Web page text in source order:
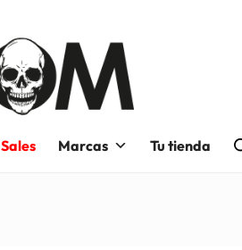
Sales Marcas Tu tienda